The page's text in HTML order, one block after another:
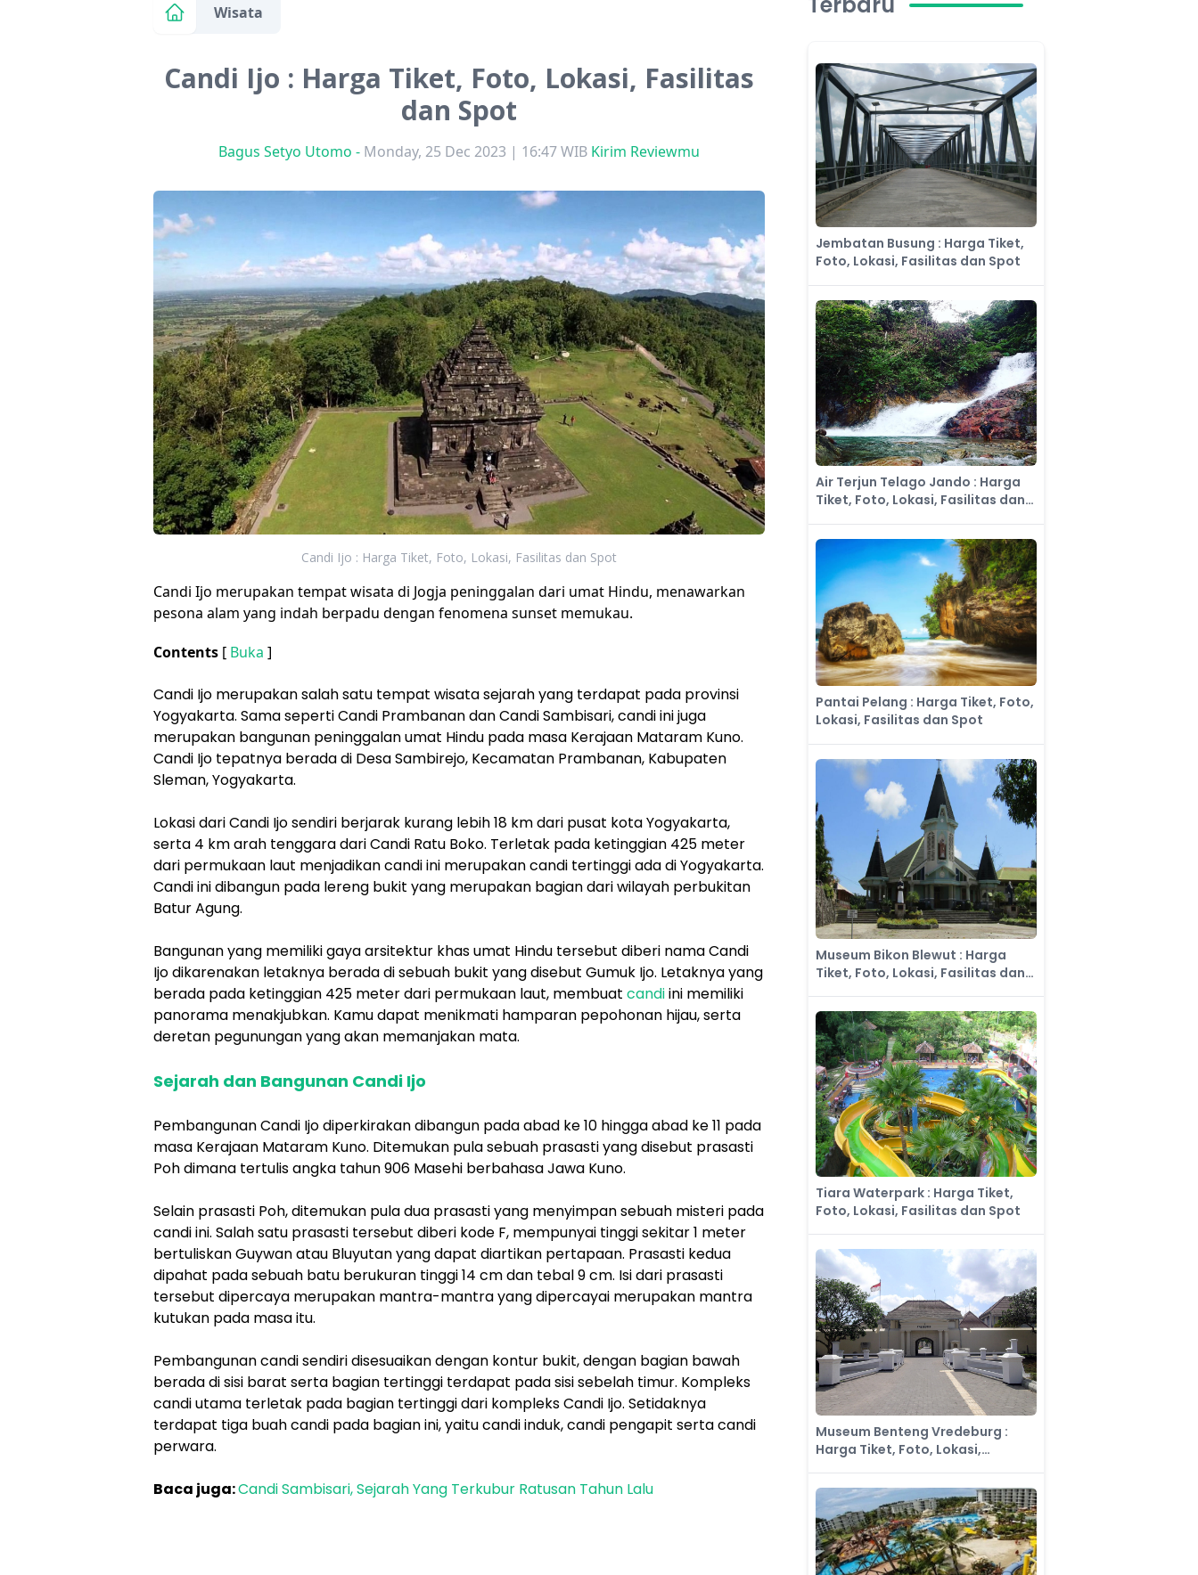
Wisata
Candi Ijo : Harga Tiket, Foto, Lokasi, Fasilitas
dan Spot
Bagus Setyo Utomo - Monday, 25 Dec 2023 | 16:47 WIB Kirim Reviewmu
Candi Ijo : Harga Tiket, Foto, Lokasi, Fasilitas dan Spot
Candi Ijo merupakan tempat wisata di Jogja peninggalan dari umat Hindu, menawarkan
pesona alam yang indah berpadu dengan fenomena sunset memukau.
Contents [ Buka ]
Candi Ijo merupakan salah satu tempat wisata sejarah yang terdapat pada provinsi
Yogyakarta. Sama seperti Candi Prambanan dan Candi Sambisari, candi ini juga
merupakan bangunan peninggalan umat Hindu pada masa Kerajaan Mataram Kuno.
Candi Ijo tepatnya berada di Desa Sambirejo, Kecamatan Prambanan, Kabupaten
Sleman, Yogyakarta.
Lokasi dari Candi Ijo sendiri berjarak kurang lebih 18 km dari pusat kota Yogyakarta,
serta 4 km arah tenggara dari Candi Ratu Boko. Terletak pada ketinggian 425 meter
dari permukaan laut menjadikan candi ini merupakan candi tertinggi ada di Yogyakarta.
Candi ini dibangun pada lereng bukit yang merupakan bagian dari wilayah perbukitan
Batur Agung.
Bangunan yang memiliki gaya arsitektur khas umat Hindu tersebut diberi nama Candi
Ijo dikarenakan letaknya berada di sebuah bukit yang disebut Gumuk Ijo. Letaknya yang
berada pada ketinggian 425 meter dari permukaan laut, membuat candiini memiliki
panorama menakjubkan. Kamu dapat menikmati hamparan pepohonan hijau, serta
deretan pegunungan yang akan memanjakan mata.
Sejarah dan Bangunan Candi Ijo
Pembangunan Candi Ijo diperkirakan dibangun pada abad ke 10 hingga abad ke 11 pada
masa Kerajaan Mataram Kuno. Ditemukan pula sebuah prasasti yang disebut prasasti
Poh dimana tertulis angka tahun 906 Masehi berbahasa Jawa Kuno.
Selain prasasti Poh, ditemukan pula dua prasasti yang menyimpan sebuah misteri pada
candi ini. Salah satu prasasti tersebut diberi kode F, mempunyai tinggi sekitar 1 meter
bertuliskan Guywan atau Bluyutan yang dapat diartikan pertapaan. Prasasti kedua
dipahat pada sebuah batu berukuran tinggi 14 cm dan tebal 9 cm. Isi dari prasasti
tersebut dipercaya merupakan mantra-mantra yang dipercayai merupakan mantra
kutukan pada masa itu.
Pembangunan candi sendiri disesuaikan dengan kontur bukit, dengan bagian bawah
berada di sisi barat serta bagian tertinggi terdapat pada sisi sebelah timur. Kompleks
candi utama terletak pada bagian tertinggi dari kompleks Candi Ijo. Setidaknya
terdapat tiga buah candi pada bagian ini, yaitu candi induk, candi pengapit serta candi
perwara.
Baca juga:Candi Sambisari, Sejarah Yang Terkubur Ratusan Tahun Lalu
Jembatan Busung : Harga Tiket,
Foto, Lokasi, Fasilitas dan Spot
Air Terjun Telago Jando : Harga
Tiket, Foto, Lokasi, Fasilitas dan
Pantai Pelang : Harga Tiket, Foto,
Lokasi, Fasilitas dan Spot
Museum Bikon Blewut : Harga
Tiket, Foto, Lokasi, Fasilitas dan
Tiara Waterpark : Harga Tiket,
Foto, Lokasi, Fasilitas dan Spot
Museum Benteng Vredeburg :
Harga Tiket, Foto, Lokasi,